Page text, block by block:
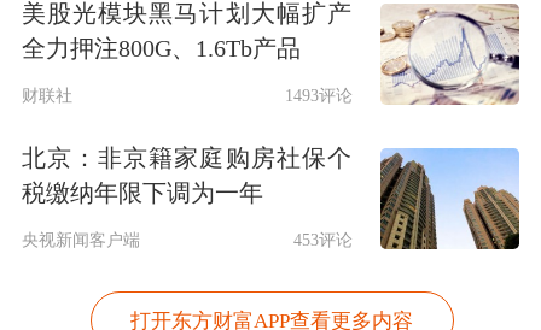
美股光模块黑马计划大幅扩产
全力押注800G、1.6Tb产品
财联社 1493评论
北京：非京籍家庭购房社保个
税缴纳年限下调为一年
央视新闻客户端 453评论
打开东方财富APP查看更多内容